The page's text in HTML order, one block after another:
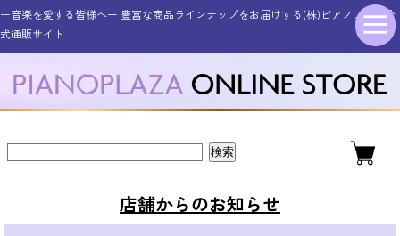
ー音楽を愛する皆様へー 豊富な商品ラインナップをお届けする(株)ピアノプラザ公
式通販サイト
YAMAHA ヤマハ
Roland ローランド
新品アップライトピアノ
ELEDORA エレドラ
ギター・ベース
金管楽器
電子楽器
スタンダード
ピアノ用
店舗からのお知らせ